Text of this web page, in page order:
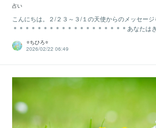
占い
こんにちは。２/２３～３/１の天使からのメッセー
＊＊＊＊＊＊＊＊＊＊＊＊＊＊＊＊＊＊＊あなたは
⭐️ちひろ⭐️
2026/02/22 06:49